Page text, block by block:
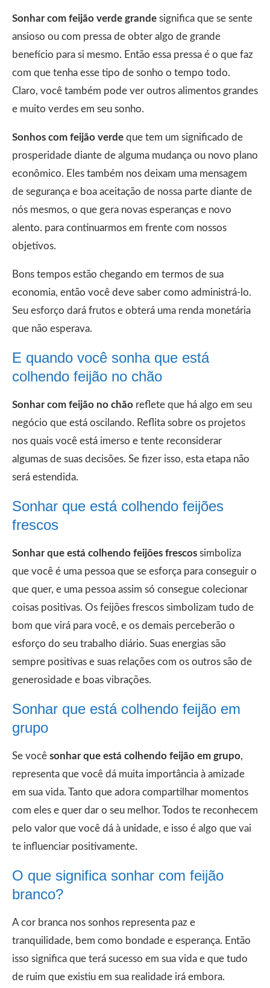
Sonhar com feijão verde grande significa que se sente
ansioso ou com pressa de obter algo de grande
benefício para si mesmo. Então essa pressa é o que faz
com que tenha esse tipo de sonho o tempo todo.
Claro, você também pode ver outros alimentos grandes
e muito verdes em seu sonho.
Sonhos com feijão verde que tem um significado de
prosperidade diante de alguma mudança ou novo plano
econômico. Eles também nos deixam uma mensagem
de segurança e boa aceitação de nossa parte diante de
nós mesmos, o que gera novas esperanças e novo
alento. para continuarmos em frente com nossos
objetivos.
Bons tempos estão chegando em termos de sua
economia, então você deve saber como administrá-lo.
Seu esforço dará frutos e obterá uma renda monetária
que não esperava.
E quando você sonha que está
colhendo feijão no chão
Sonhar com feijão no chão reflete que há algo em seu
negócio que está oscilando. Reflita sobre os projetos
nos quais você está imerso e tente reconsiderar
algumas de suas decisões. Se fizer isso, esta etapa não
será estendida.
Sonhar que está colhendo feijões
frescos
Sonhar que está colhendo feijões frescos simboliza
que você é uma pessoa que se esforça para conseguir o
que quer, e uma pessoa assim só consegue colecionar
coisas positivas. Os feijões frescos simbolizam tudo de
bom que virá para você, e os demais perceberão o
esforço do seu trabalho diário. Suas energias são
sempre positivas e suas relações com os outros são de
generosidade e boas vibrações.
Sonhar que está colhendo feijão em
grupo
Se você sonhar que está colhendo feijão em grupo,
representa que você dá muita importância à amizade
em sua vida. Tanto que adora compartilhar momentos
com eles e quer dar o seu melhor. Todos te reconhecem
pelo valor que você dá à unidade, e isso é algo que vai
te influenciar positivamente.
O que significa sonhar com feijão
branco?
A cor branca nos sonhos representa paz e
tranquilidade, bem como bondade e esperança. Então
isso significa que terá sucesso em sua vida e que tudo
de ruim que existiu em sua realidade irá embora.